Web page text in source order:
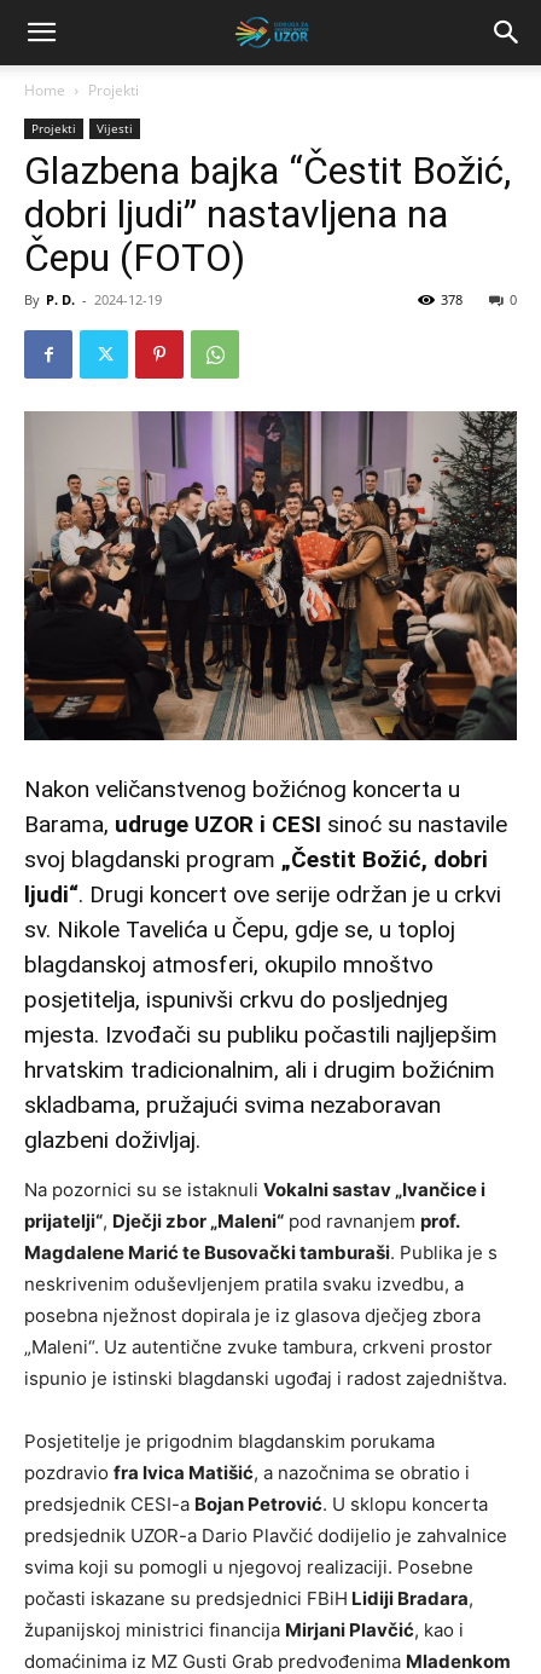
Home Projekti
Projekti Vijesti
Glazbena bajka “Čestit Božić,
dobri ljudi” nastavljena na
Čepu (FOTO)
By P. D. - 2024-12-19 0
378
Nakon veličanstvenog božićnog koncerta u
Barama, udruge UZOR i CESI sinoć su nastavile
svoj blagdanski program „Čestit Božić, dobri
ljudi“. Drugi koncert ove serije održan je u crkvi
sv. Nikole Tavelića u Čepu, gdje se, u toploj
blagdanskoj atmosferi, okupilo mnoštvo
posjetitelja, ispunivši crkvu do posljednjeg
mjesta. Izvođači su publiku počastili najljepšim
hrvatskim tradicionalnim, ali i drugim božićnim
skladbama, pružajući svima nezaboravan
glazbeni doživljaj.
Na pozornici su se istaknuli Vokalni sastav „Ivančice i
prijatelji“, Dječji zbor „Maleni“ pod ravnanjem prof.
Magdalene Marić te Busovački tamburaši. Publika je s
neskrivenim oduševljenjem pratila svaku izvedbu, a
posebna nježnost dopirala je iz glasova dječjeg zbora
„Maleni“. Uz autentične zvuke tambura, crkveni prostor
ispunio je istinski blagdanski ugođaj i radost zajedništva.
Posjetitelje je prigodnim blagdanskim porukama
pozdravio fra Ivica Matišić, a nazočnima se obratio i
predsjednik CESI-a Bojan Petrović. U sklopu koncerta
predsjednik UZOR-a Dario Plavčić dodijelio je zahvalnice
svima koji su pomogli u njegovoj realizaciji. Posebne
počasti iskazane su predsjednici FBiH Lidiji Bradara,
županijskoj ministrici financija Mirjani Plavčić, kao i
domaćinima iz MZ Gusti Grab predvođenima Mladenkom